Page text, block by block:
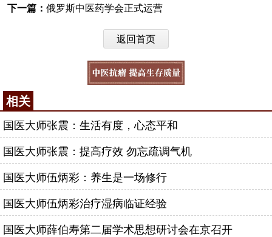
下一篇： 俄罗斯中医药学会正式运营
返回首页
相关
国医大师张震：生活有度，心态平和
国医大师张震：提高疗效 勿忘疏调气机
国医大师伍炳彩：养生是一场修行
国医大师伍炳彩治疗湿病临证经验
国医大师薛伯寿第二届学术思想研讨会在京召开